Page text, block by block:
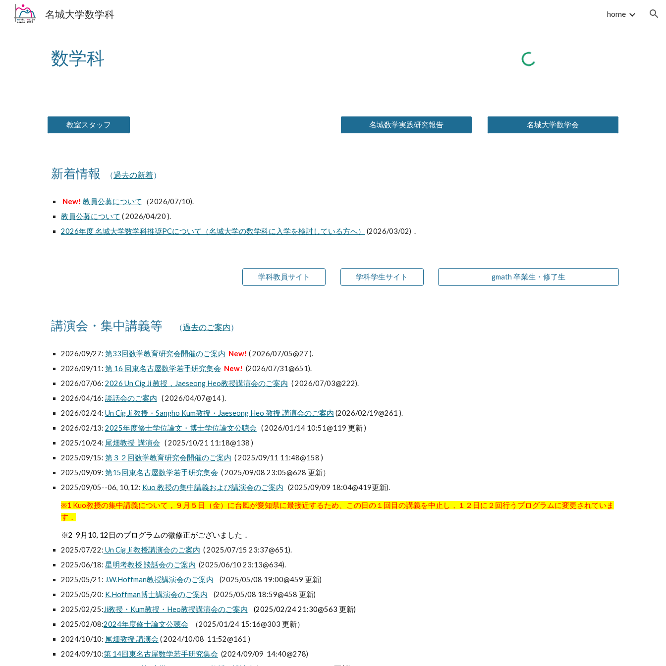
名城大学数学科 home
数学科
教室スタッフ 名城数学実践研究報告 名城大学数学会
新着情報 （過去の新着）
New! 教員公募について
（2026/07/10).
教員公募について ( 2026/04/20 ).
2026年度 名城大学数学科推奨PCについて（名城大学の数学科に入学を検討している方へ）
(2026/03/02)．
学科教員サイト 学科学生サイト gmath 卒業生・修了生
講演会・集中講義等 （過去のご案内）
2026/09/27: 第33回数学教育研究会開催のご案内 New! ( 2026/07/05@27 ).
2026/09/11: 第 16 回東名古屋数学若手研究集会 New! (2026/07/31@651).
2026/07/06: 2026 Un Cig Ji 教授，Jaeseong Heo教授講演会のご案内 ( 2026/07/03@222).
2026/04/16: 談話会のご案内 ( 2026/04/07@14 ).
2026/02/24: Un Cig Ji 教授・Sangho Kum教授・Jaeseong Heo 教授 講演会のご案内 (2026/02/19@261 ).
2026/02/13: 2025年度修士学位論文・博士学位論文公聴会 ( 2026/01/14 10:51@119 更新 )
2025/10/24: 尾畑教授 講演会 ( 2025/10/21 11:18@138 )
2025/09/15: 第３２回数学教育研究会開催のご案内 ( 2025/09/11 11:48@158 )
2025/09/09: 第15回東名古屋数学若手研究集会 ( 2025/09/08 23:05@628 更新）
2025/09/05--06, 10,12: Kuo 教授の集中講義および講演会のご案内 (2025/09/09 18:04@419更新).
※1 Kuo教授の集中講義について，９月５日（金）に台風が愛知県に最接近するため、この日の１回目の講義を中止し，１２日に２回行うプログラムに変更されていま
す．
※2 9月10, 12日のプログラムの微修正がございました．
2025/07/22: Un Cig Ji 教授講演会のご案内 ( 2025/07/15 23:37@651).
2025/06/18: 星明考教授 談話会のご案内 (2025/06/10 23:13@634).
2025/05/21: J.W.Hoffman教授講演会のご案内 (2025/05/08 19:00@459 更新)
2025/05/20: K.Hoffman博士講演会のご案内 (2025/05/08 18:59@458 更新)
2025/02/25:Ji教授・Kum教授・Heo教授講演会のご案内
(2025/02/24 21:30@563 更新)
2025/02/08:2024年度修士論文公聴会
（2025/01/24 15:16@303 更新）
2024/10/10: 尾畑教授 講演会 (2024/10/08 11:52@161 )
2024/09/10:第 14回東名古屋数学若手研究集会 (2024/09/09 14:40@278)